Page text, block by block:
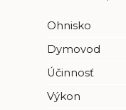
Ohnisko
Dymovod
Účinnosť
Výkon